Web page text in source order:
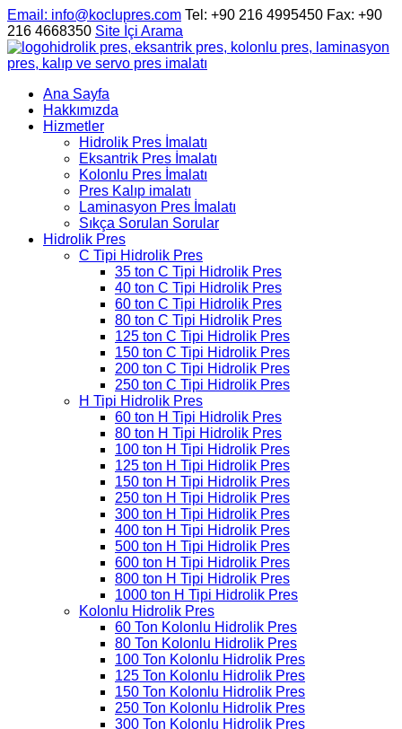
Email : info@koclupres.com Tel: +90 216 4995450 Fax: +90
216 4668350 Site İçi Arama
hidrolik pres, eksantrik pres, kolonlu pres, laminasyon
pres, kalıp ve servo pres imalatı
Ana Sayfa
Hakkımızda
Hizmetler
Hidrolik Pres İmalatı
Eksantrik Pres İmalatı
Kolonlu Pres İmalatı
Pres Kalıp imalatı
Laminasyon Pres İmalatı
Sıkça Sorulan Sorular
Hidrolik Pres
C Tipi Hidrolik Pres
35 ton C Tipi Hidrolik Pres
40 ton C Tipi Hidrolik Pres
60 ton C Tipi Hidrolik Pres
80 ton C Tipi Hidrolik Pres
125 ton C Tipi Hidrolik Pres
150 ton C Tipi Hidrolik Pres
200 ton C Tipi Hidrolik Pres
250 ton C Tipi Hidrolik Pres
H Tipi Hidrolik Pres
60 ton H Tipi Hidrolik Pres
80 ton H Tipi Hidrolik Pres
100 ton H Tipi Hidrolik Pres
125 ton H Tipi Hidrolik Pres
150 ton H Tipi Hidrolik Pres
250 ton H Tipi Hidrolik Pres
300 ton H Tipi Hidrolik Pres
400 ton H Tipi Hidrolik Pres
500 ton H Tipi Hidrolik Pres
600 ton H Tipi Hidrolik Pres
800 ton H Tipi Hidrolik Pres
1000 ton H Tipi Hidrolik Pres
Kolonlu Hidrolik Pres
60 Ton Kolonlu Hidrolik Pres
80 Ton Kolonlu Hidrolik Pres
100 Ton Kolonlu Hidrolik Pres
125 Ton Kolonlu Hidrolik Pres
150 Ton Kolonlu Hidrolik Pres
250 Ton Kolonlu Hidrolik Pres
300 Ton Kolonlu Hidrolik Pres